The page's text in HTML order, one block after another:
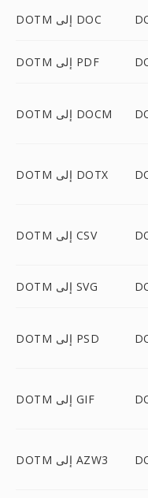
DOTM إلى DOC
DOTM إلى PDF
DOTM إلى DOCM
DOTM إلى DOTX
DOTM إلى CSV
DOTM إلى SVG
DOTM إلى PSD
DOTM إلى GIF
DOTM إلى AZW3